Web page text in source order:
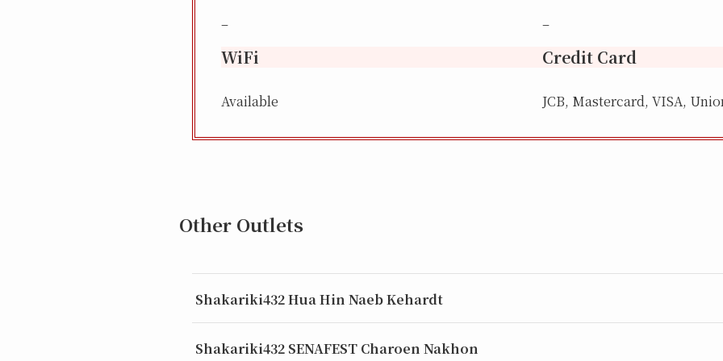
– –
WiFi
Available
Credit Card
JCB, Mastercard, VISA,
Other Outlets
Shakariki432 Hua Hin Naeb Kehardt
Shakariki432 SENAFEST Charoen Nakhon